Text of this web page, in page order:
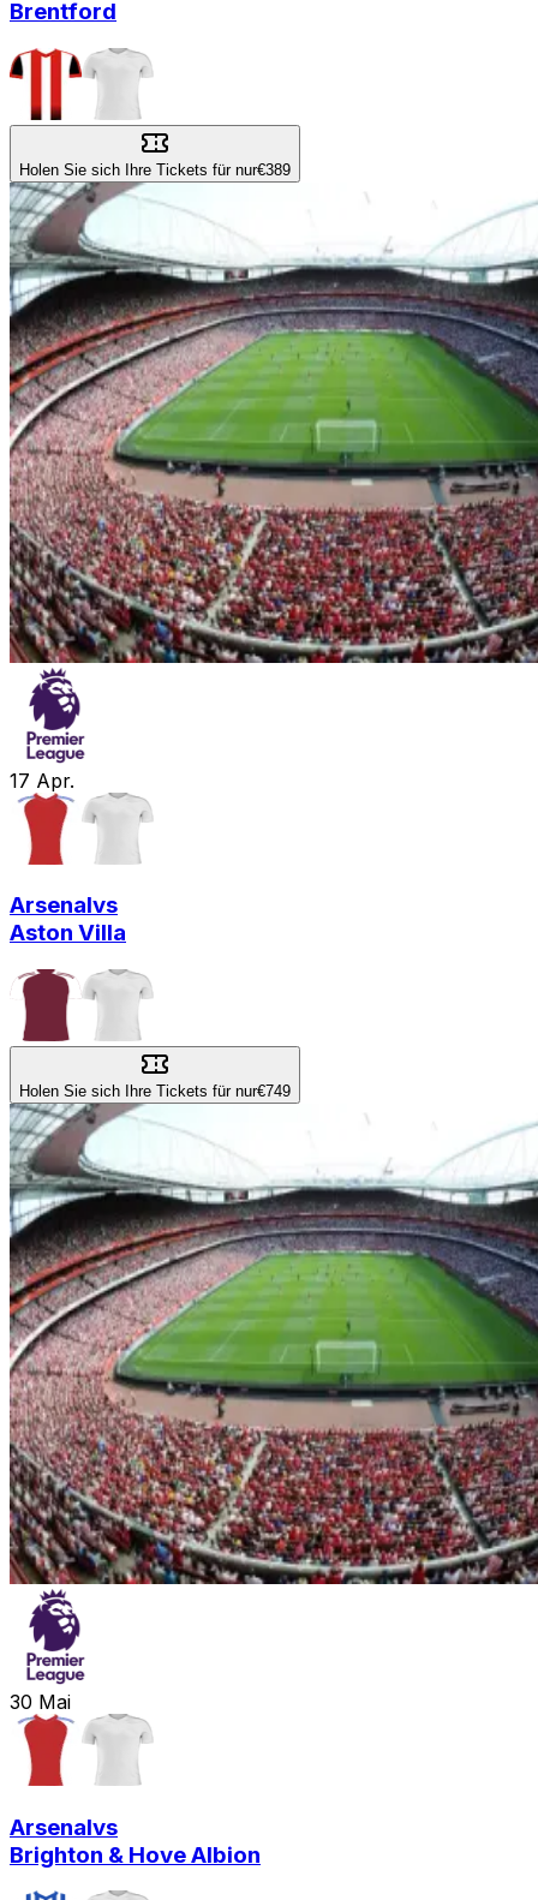
Brentford
Holen Sie sich Ihre Tickets für nur€389
17 Apr.
Arsenalvs
Aston Villa
Holen Sie sich Ihre Tickets für nur€749
30 Mai
Arsenalvs
Brighton & Hove Albion